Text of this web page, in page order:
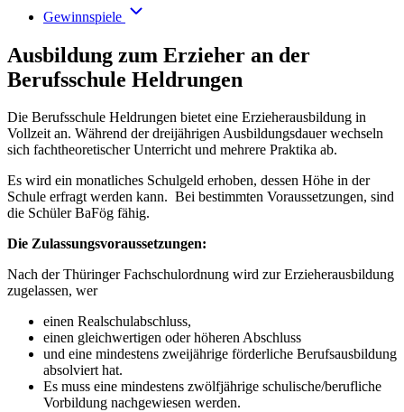
Gewinnspiele
Ausbildung zum Erzieher an der
Berufsschule Heldrungen
Die Berufsschule Heldrungen bietet eine Erzieherausbildung in
Vollzeit an. Während der dreijährigen Ausbildungsdauer wechseln
sich fachtheoretischer Unterricht und mehrere Praktika ab.
Es wird ein monatliches Schulgeld erhoben, dessen Höhe in der
Schule erfragt werden kann. Bei bestimmten Voraussetzungen, sind
die Schüler BaFög fähig.
Die Zulassungsvoraussetzungen:
Nach der Thüringer Fachschulordnung wird zur Erzieherausbildung
zugelassen, wer
einen Realschulabschluss,
einen gleichwertigen oder höheren Abschluss
und eine mindestens zweijährige förderliche Berufsausbildung
absolviert hat.
Es muss eine mindestens zwölfjährige schulische/berufliche
Vorbildung nachgewiesen werden.